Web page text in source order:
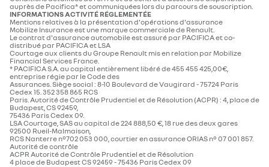
auprès de Pacifica* et communiquées lors du parcours de souscription.
INFORMATIONS ACTIVITÉ RÉGLEMENTÉE
Mentions relatives à la présentation d'opérations d'assurance
Mobilize Insurance est une marque commerciale de Renault.
Le contrat d'assurance automobile est assuré par PACIFICA et co-
distribué par PACIFICA et LSA
Courtage aux clients du Groupe Renault mis en relation par Mobilize
Financial Services France.
* PACIFICA S.A. au capital entièrement libéré de 455 455 425,00€,
entreprise régie par le Code des
Assurances. Siège social : 8-10 Boulevard de Vaugirard - 75724 Paris
Cedex 15. 352 358 865 RCS
Paris. Autorité de Contrôle Prudentiel et de Résolution (ACPR) : 4, place de
Budapest, CS 92459,
75436 Paris Cedex 09.
LSA Courtage, SAS au capital de 224 888,50 €, 18 rue des deux gares
92500 Rueil-Malmaison,
RCS Nanterre n°702 053 000, courtier en assurance ORIAS n° 07 001 857.
Autorité de contrôle
ACPR Autorité de Contrôle Prudentiel et de Résolution
4 place de Budapest CS 92459 - 75436 Paris Cedex 09